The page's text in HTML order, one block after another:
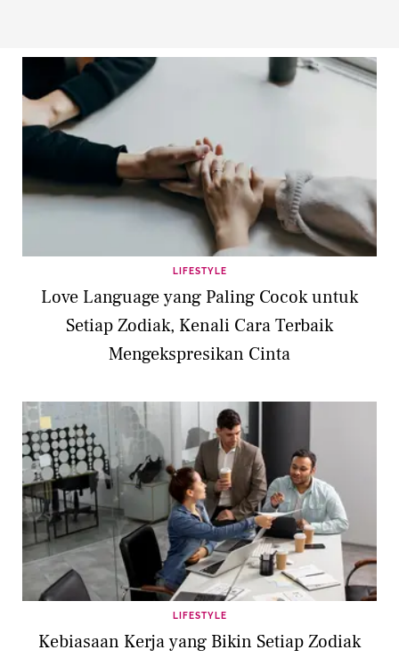
LIFESTYLE
Love Language yang Paling Cocok untuk
Setiap Zodiak, Kenali Cara Terbaik
Mengekspresikan Cinta
LIFESTYLE
Kebiasaan Kerja yang Bikin Setiap Zodiak